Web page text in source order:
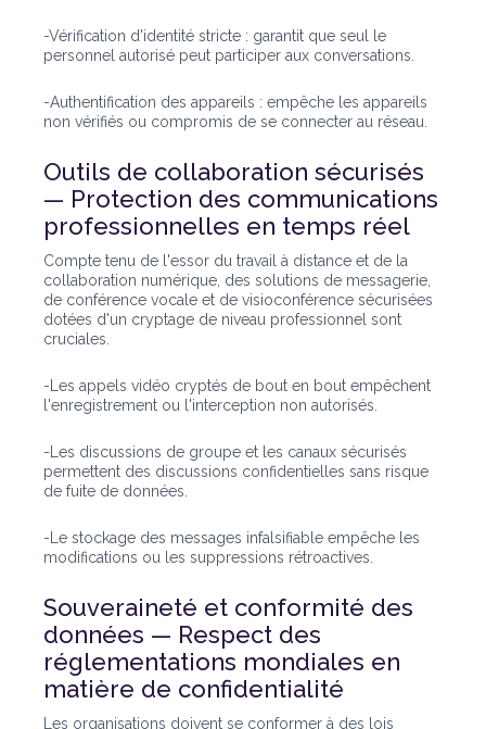
-Vérification d'identité stricte : garantit que seul le
personnel autorisé peut participer aux conversations.
-Authentification des appareils : empêche les appareils
non vérifiés ou compromis de se connecter au réseau.
Outils de collaboration sécurisés
— Protection des communications
professionnelles en temps réel
Compte tenu de l'essor du travail à distance et de la
collaboration numérique, des solutions de messagerie,
de conférence vocale et de visioconférence sécurisées
dotées d'un cryptage de niveau professionnel sont
cruciales.
-Les appels vidéo cryptés de bout en bout empêchent
l'enregistrement ou l'interception non autorisés.
-Les discussions de groupe et les canaux sécurisés
permettent des discussions confidentielles sans risque
de fuite de données.
-Le stockage des messages infalsifiable empêche les
modifications ou les suppressions rétroactives.
Souveraineté et conformité des
données — Respect des
réglementations mondiales en
matière de confidentialité
Les organisations doivent se conformer à des lois